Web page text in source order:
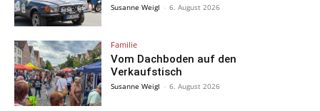
Susanne Weigl - 6. August 2026
Familie
Vom Dachboden auf den
Verkaufstisch
Susanne Weigl - 6. August 2026